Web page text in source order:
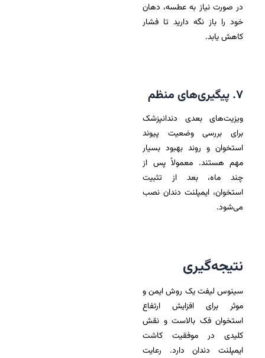
در صورت نیاز به عطسه، دهان
خود را باز نگه دارید تا فشار
کاهش یابد.
۷. پیگیری‌های منظم
ویزیت‌های بعدی دندانپزشک
برای بررسی وضعیت پیوند
استخوان و روند بهبود بسیار
مهم هستند. معمولاً پس از
چند ماه، بعد از تثبیت
استخوان، ایمپلنت دندان نصب
می‌شود.
نتیجه‌گیری
سینوس لیفت یک روش ایمن و
موثر برای افزایش ارتفاع
استخوان فک بالاست و نقش
کلیدی در موفقیت کاشت
ایمپلنت دندان دارد. رعایت